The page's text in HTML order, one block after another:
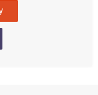
реализовать